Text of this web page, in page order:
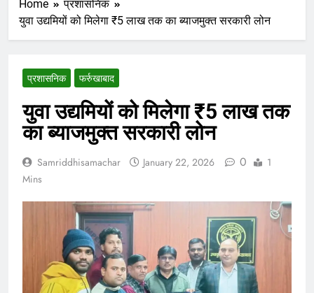
Home
प्रशासनिक
युवा उद्यमियों को मिलेगा ₹5 लाख तक का ब्याजमुक्त सरकारी लोन
प्रशासनिक फर्रुखाबाद
युवा उद्यमियों को मिलेगा ₹5 लाख तक
का ब्याजमुक्त सरकारी लोन
Samriddhisamachar January 22, 2026 0
1
Mins